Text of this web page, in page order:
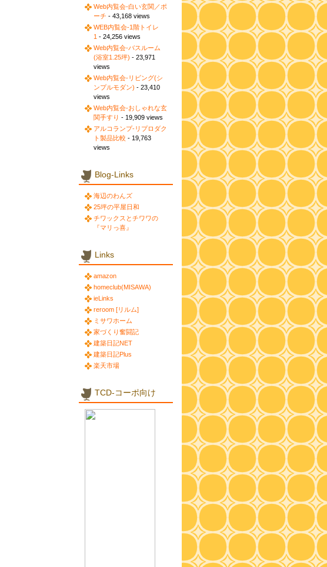
Web内覧会-白い玄関／ポ
ーチ - 43,168 views
WEB内覧会-1階トイレ
1 - 24,256 views
Web内覧会-バスルーム
(浴室1.25坪) - 23,971
views
Web内覧会-リビング(シ
ンプルモダン) - 23,410
views
Web内覧会-おしゃれな玄
関手すり - 19,909 views
アルコランプ-リプロダク
ト製品比較 - 19,763
views
Blog-Links
海辺のわんズ
25坪の平屋日和
チワックスとチワワの
『マリっ喜』
Links
amazon
homeclub(MISAWA)
ieLinks
reroom [リルム]
ミサワホーム
家づくり奮闘記
建築日記NET
建築日記Plus
楽天市場
TCD-コーポ向け